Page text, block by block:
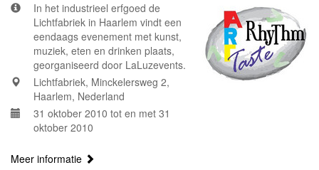
In het industrieel erfgoed de
Lichtfabriek in Haarlem vindt een
eendaags evenement met kunst,
muziek, eten en drinken plaats,
georganiseerd door LaLuzevents.
Lichtfabriek, Minckelersweg 2,
Haarlem, Nederland
31 oktober 2010 tot en met 31
oktober 2010
Meer informatie